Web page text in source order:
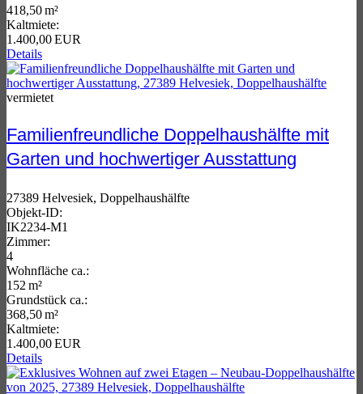
418,50 m²
Kaltmiete:
1.400,00 EUR
Details
vermietet
Familienfreundliche Doppelhaushälfte mit
Garten und hochwertiger Ausstattung
27389 Helvesiek, Doppelhaushälfte
Objekt-ID:
IK2234-M1
Zimmer:
4
Wohnfläche ca.:
152 m²
Grund­stück ca.:
368,50 m²
Kaltmiete:
1.400,00 EUR
Details